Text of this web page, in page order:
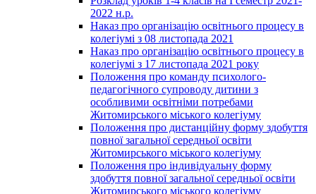
2022 н.р.
Наказ про організацію освітнього процесу в
колегіумі з 08 листопада 2021
Наказ про організацію освітнього процесу в
колегіумі з 17 листопада 2021 року
Положення про команду психолого-
педагогічного супроводу дитини з
особливими освітніми потребами
Житомирського міського колегіуму
Положення про дистанційну форму здобуття
повної загальної середньої освіти
Житомирського міського колегіуму
Положення про індивідуальну форму
здобуття повної загальної середньої освіти
Житомирського міського колегіуму